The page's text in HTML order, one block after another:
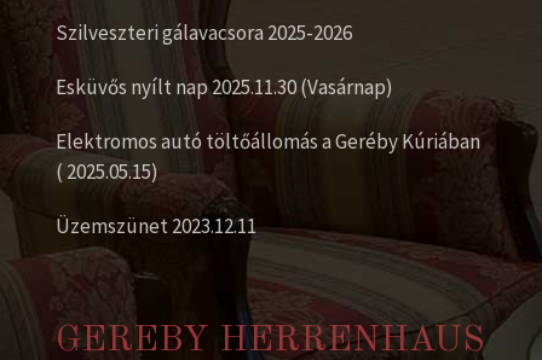
Szilveszteri gálavacsora 2025-2026
Esküvős nyílt nap 2025.11.30 (Vasárnap)
Elektromos autó töltőállomás a Geréby Kúriában
( 2025.05.15)
Üzemszünet 2023.12.11
GEREBY HERRENHAUS